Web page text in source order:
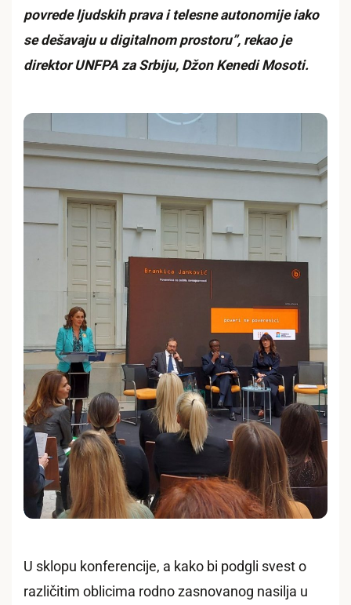
povrede ljudskih prava i telesne autonomije iako
se dešavaju u digitalnom prostoru”, rekao je
direktor UNFPA za Srbiju, Džon Kenedi Mosoti.
U sklopu konferencije, a kako bi podgli svest o
različitim oblicima rodno zasnovanog nasilja u